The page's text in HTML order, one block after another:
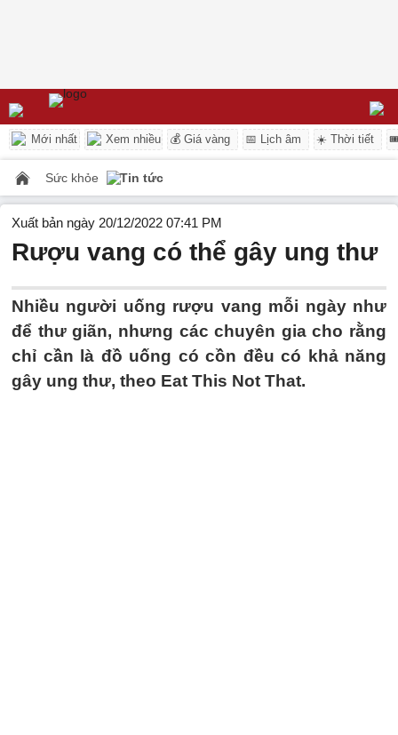
Mới nhất Xem nhiều 💰 Giá vàng 📅 Lịch âm ☀️ Thời tiết
Sức khỏe Tin tức
Xuất bản ngày 20/12/2022 07:41 PM
Rượu vang có thể gây ung thư
Nhiều người uống rượu vang mỗi ngày như
để thư giãn, nhưng các chuyên gia cho rằng
chỉ cần là đồ uống có cồn đều có khả năng
gây ung thư, theo Eat This Not That.